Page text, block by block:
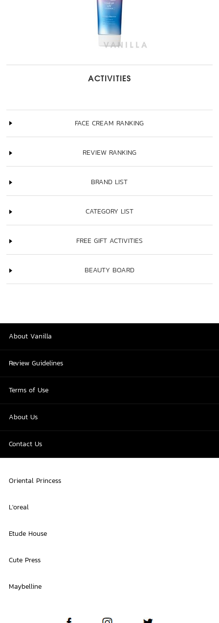
ACTIVITIES
FACE CREAM RANKING
REVIEW RANKING
BRAND LIST
CATEGORY LIST
FREE GIFT ACTIVITIES
BEAUTY BOARD
About Vanilla
Review Guidelines
Terms of Use
About Us
Contact Us
Oriental Princess
L'oreal
Etude House
Cute Press
Maybelline